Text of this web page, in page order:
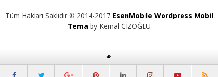
Tüm Hakları Saklıdır © 2014-2017 EsenMobile Wordpress Mobil
Tema by Kemal CIZOĞLU